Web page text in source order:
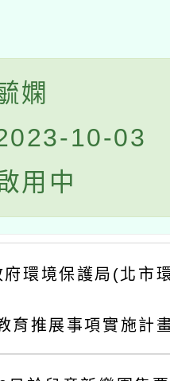
嫻
10-03
用中
府環境保護局(北市
育推展事項實施計